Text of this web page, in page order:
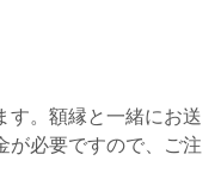
す。額縁と一緒にお送
が必要ですので、ご注